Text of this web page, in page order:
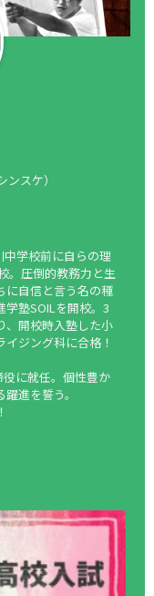
スケ）
学校前に自らの理
。圧倒的教務力と生
に自信と言う名の種
学塾SOILを開校。3
、開校時入塾した小
ジング科に合格！
に就任。個性豊か
進を誓う。